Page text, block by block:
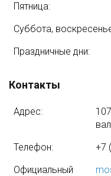
Пятница:
Суббота,
Праздничные дни:
Контакты
Адрес:
Телефон:
+7
Официальный